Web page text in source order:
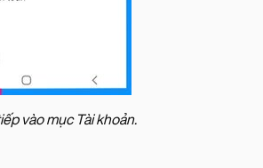
vào mục Tài khoản.